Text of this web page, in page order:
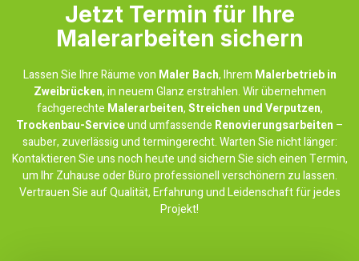
Jetzt Termin für Ihre
Malerarbeiten sichern
Lassen Sie Ihre Räume von Maler Bach, Ihrem Malerbetrieb in
Zweibrücken, in neuem Glanz erstrahlen. Wir übernehmen
fachgerechte Malerarbeiten,Streichen und Verputzen,
Trockenbau-Serviceund umfassende Renovierungsarbeiten –
sauber, zuverlässig und termingerecht. Warten Sie nicht länger:
Kontaktieren Sie uns noch heute und sichern Sie sich einen Termin,
um Ihr Zuhause oder Büro professionell verschönern zu lassen.
Vertrauen Sie auf Qualität, Erfahrung und Leidenschaft für jedes
Projekt!